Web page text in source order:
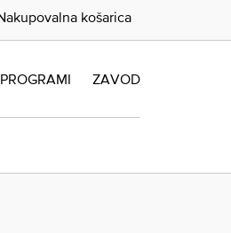
PROGRAMI ZAVOD